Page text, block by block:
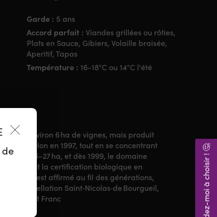
Garde : 5 ans
Accord parfait : Viandes grillées ou rôties,
Plats en Sauce, Gibiers, Volaille braisée,
Aperitif, Tapas
Température : 16-18°C ou 14°C l'été
alors environ 6 ha de vignes, mais produit
la direction en 1997, tout en se concentrant
à 26–27 ha, et dès 1999, le domaine
Il obtient la certification biologique en
s’est affirmé au fil des générations,
de l’appellation Saint‑Nicolas‑de Bourgueil,
Cabernet Franc
Aidez-moi à choisir ! 🤔